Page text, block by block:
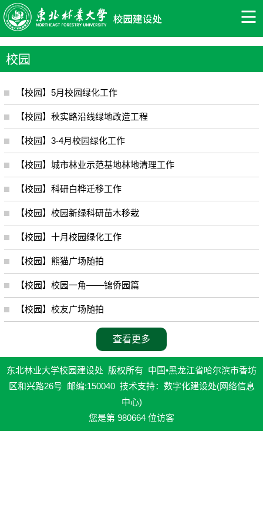
校园
【校园】5月校园绿化工作
【校园】秋实路沿线绿地改造工程
【校园】3-4月校园绿化工作
【校园】城市林业示范基地林地清理工作
【校园】科研白桦迁移工作
【校园】校园新绿科研苗木移栽
【校园】十月校园绿化工作
【校园】熊猫广场随拍
【校园】校园一角——锦侨园篇
【校园】校友广场随拍
查看更多
东北林业大学校园建设处 版权所有 中国•黑龙江省哈尔滨市香坊
区和兴路26号 邮编:150040 技术支持：数字化建设处(网络信息
中心)
您是第 980664 位访客